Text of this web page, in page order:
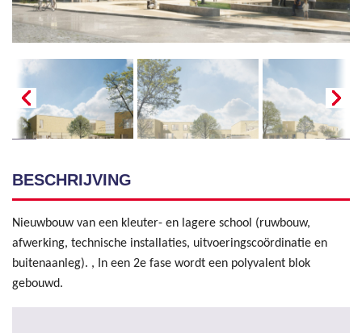
BESCHRIJVING
Nieuwbouw van een kleuter- en lagere school (ruwbouw,
afwerking, technische installaties, uitvoeringscoördinatie en
buitenaanleg). , In een 2e fase wordt een polyvalent blok
gebouwd.